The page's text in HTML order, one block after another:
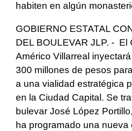
habiten en algún
GOBIERNO ESTATAL
DEL BOULEVAR JLP. - El
Américo Villarreal
300 millones de pesos
a una vialidad estratégica
en la Ciudad Capital. Se
bulevar José López
ha programado una nueva